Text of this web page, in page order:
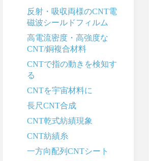
反射・吸収両様のCNT電
磁波シールドフィルム
高電流密度・高強度な
CNT/銅複合材料
CNTで指の動きを検知す
る
CNTを宇宙材料に
長尺CNT合成
CNT乾式紡績現象
CNT紡績糸
一方向配列CNTシート